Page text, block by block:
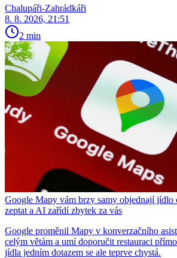
Chalupáři-Zahrádkáři
8. 8. 2026, 21:51
2 min
Google Mapy vám brzy samy objednají jídlo
zeptat a AI zařídí zbytek za vás
Google proměnil Mapy v konverzačního
celým větám a umí doporučit restauraci
jídla jedním dotazem se ale teprve chystá.